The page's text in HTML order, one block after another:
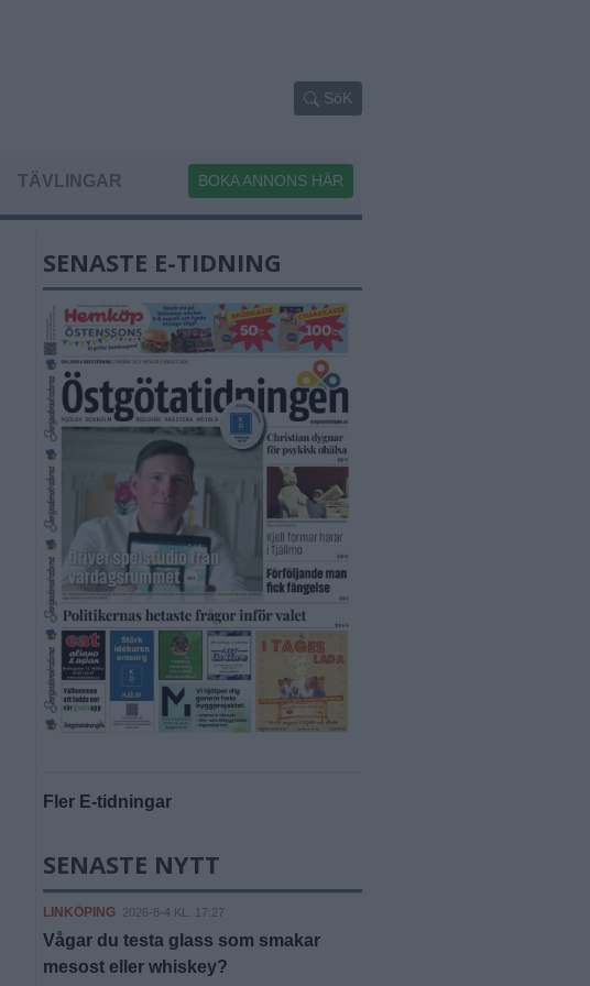
SöK
TÄVLINGAR BOKA ANNONS HÄR
SENASTE E-TIDNING
Fler E-tidningar
SENASTE NYTT
LINKÖPING 2026-8-4 KL. 17:27
Vågar du testa glass som smakar
mesost eller whiskey?